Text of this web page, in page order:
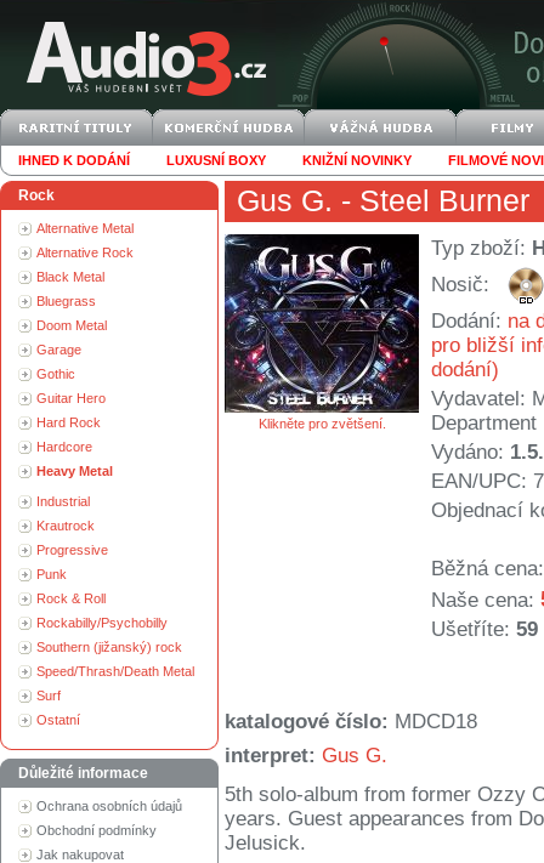
IHNED K DODÁNÍ LUXUSNÍ BOXY KNIŽNÍ NOVINKY FILMOVÉ
Rock
Alternative Metal
Alternative Rock
Black Metal
Bluegrass
Doom Metal
Garage
Gothic
Guitar Hero
Hard Rock
Hardcore
Heavy Metal
Industrial
Krautrock
Progressive
Punk
Rock & Roll
Rockabilly/Psychobilly
Southern (jižanský) rock
Speed/Thrash/Death Metal
Surf
Ostatní
Důležité informace
Ochrana osobních údajů
Obchodní podmínky
Jak nakupovat
Gus G. - Steel Burner
Klikněte pro zvětšení.
Typ zboží:
Nosič:
Dodání: na
pro bližší
dodání)
Vydavatel:
Department
Vydáno:
EAN/UPC:
Objednací
Běžná cena:
Naše cena:
Ušetříte: 59
katalogové číslo: MDCD18
interpret: Gus G.
5th solo-album from former Ozzy
years. Guest appearances from
Jelusick.